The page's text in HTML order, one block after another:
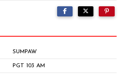
SUMPAW
PGT 103 AM